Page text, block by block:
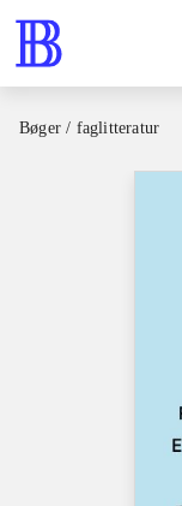
Bøger / faglitteratur